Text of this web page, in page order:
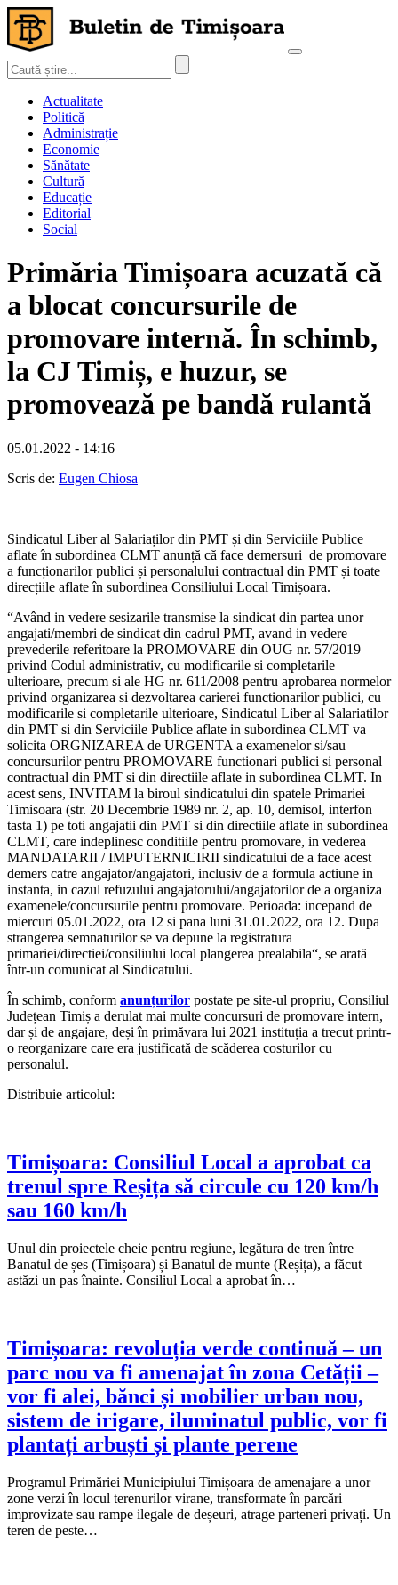
Actualitate
Politică
Administrație
Economie
Sănătate
Cultură
Educație
Editorial
Social
Primăria Timișoara acuzată că
a blocat concursurile de
promovare internă. În schimb,
la CJ Timiș, e huzur, se
promovează pe bandă rulantă
05.01.2022 - 14:16
Scris de: Eugen Chiosa
Sindicatul Liber al Salariaților din PMT și din Serviciile Publice
aflate în subordinea CLMT anunță că face demersuri de promovare
a funcționarilor publici și personalului contractual din PMT și toate
direcțiile aflate în subordinea Consiliului Local Timișoara.
“Având in vedere sesizarile transmise la sindicat din partea unor
angajati/membri de sindicat din cadrul PMT, avand in vedere
prevederile referitoare la PROMOVARE din OUG nr. 57/2019
privind Codul administrativ, cu modificarile si completarile
ulterioare, precum si ale HG nr. 611/2008 pentru aprobarea normelor
privind organizarea si dezvoltarea carierei functionarilor publici, cu
modificarile si completarile ulterioare, Sindicatul Liber al Salariatilor
din PMT si din Serviciile Publice aflate in subordinea CLMT va
solicita ORGNIZAREA de URGENTA a examenelor si/sau
concursurilor pentru PROMOVARE functionari publici si personal
contractual din PMT si din directiile aflate in subordinea CLMT. In
acest sens, INVITAM la biroul sindicatului din spatele Primariei
Timisoara (str. 20 Decembrie 1989 nr. 2, ap. 10, demisol, interfon
tasta 1) pe toti angajatii din PMT si din directiile aflate in subordinea
CLMT, care indeplinesc conditiile pentru promovare, in vederea
MANDATARII / IMPUTERNICIRII sindicatului de a face acest
demers catre angajator/angajatori, inclusiv de a formula actiune in
instanta, in cazul refuzului angajatorului/angajatorilor de a organiza
examenele/concursurile pentru promovare. Perioada: incepand de
miercuri 05.01.2022, ora 12 si pana luni 31.01.2022, ora 12. Dupa
strangerea semnaturilor se va depune la registratura
primariei/directiei/consiliului local plangerea prealabila“, se arată
într-un comunicat al Sindicatului.
În schimb, conform anunțurilor postate pe site-ul propriu, Consiliul
Județean Timiș a derulat mai multe concursuri de promovare intern,
dar și de angajare, deși în primăvara lui 2021 instituția a trecut printr-
o reorganizare care era justificată de scăderea costurilor cu
personalul.
Distribuie articolul:
Timișoara: Consiliul Local a aprobat ca
trenul spre Reșița să circule cu 120 km/h
sau 160 km/h
Unul din proiectele cheie pentru regiune, legătura de tren între
Banatul de șes (Timișoara) și Banatul de munte (Reșița), a făcut
astăzi un pas înainte. Consiliul Local a aprobat în…
Timișoara: revoluția verde continuă – un
parc nou va fi amenajat în zona Cetății –
vor fi alei, bănci și mobilier urban nou,
sistem de irigare, iluminatul public, vor fi
plantați arbuști și plante perene
Programul Primăriei Municipiului Timișoara de amenajare a unor
zone verzi în locul terenurilor virane, transformate în parcări
improvizate sau rampe ilegale de deșeuri, atrage parteneri privați. Un
teren de peste…